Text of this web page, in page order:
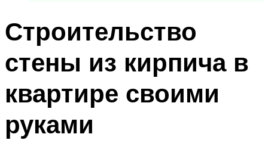
Строительство
стены из кирпича в
квартире своими
руками